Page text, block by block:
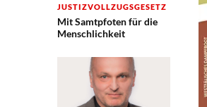
JUSTIZVOLLZUGSGESETZ
Mit Samtpfoten für die
Menschlichkeit